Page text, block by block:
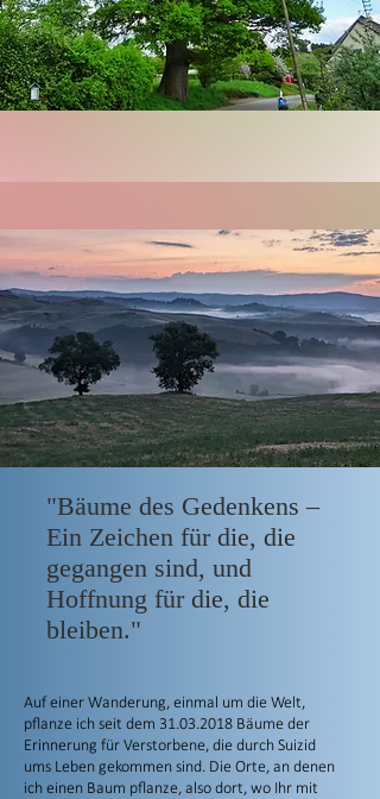
"Bäume des Gedenkens –
Ein Zeichen für die, die
gegangen sind, und
Hoffnung für die, die
bleiben."
Auf einer Wanderung, einmal um die Welt,
pflanze ich seit dem 31.03.2018 Bäume der
Erinnerung für Verstorbene, die durch Suizid
ums Leben gekommen sind. Die Orte, an denen
ich einen Baum pflanze, also dort, wo Ihr mit